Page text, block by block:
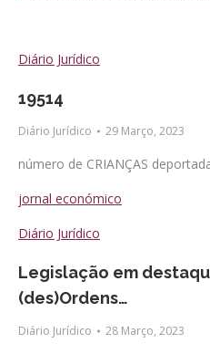
Diário Jurídico
19514
Diário Jurídico 29 Março, 2023
número de CRIANÇAS
jornal económico
Diário Jurídico
Legislação em
(des)Ordens…
Diário Jurídico 28 Março, 2023